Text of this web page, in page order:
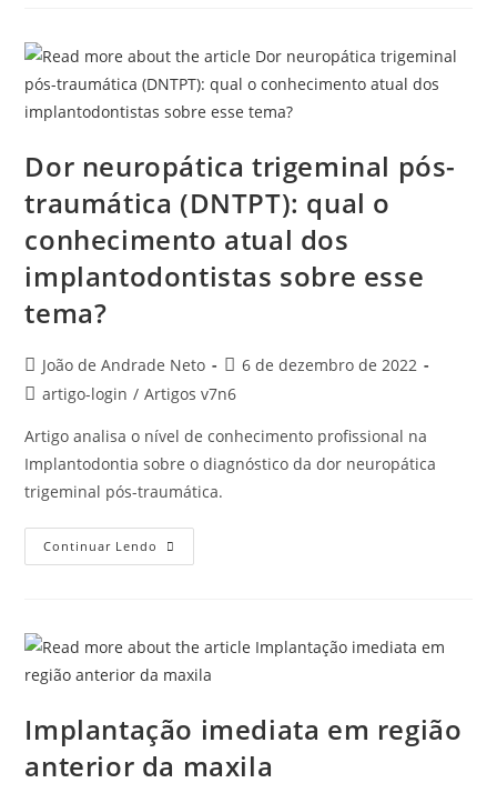
Dor neuropática trigeminal pós-
traumática (DNTPT): qual o
conhecimento atual dos
implantodontistas sobre esse
tema?
João de Andrade Neto
6 de dezembro de 2022
artigo-login / Artigos v7n6
Artigo analisa o nível de conhecimento profissional na
Implantodontia sobre o diagnóstico da dor neuropática
trigeminal pós-traumática.
Continuar Lendo
Implantação imediata em região
anterior da maxila